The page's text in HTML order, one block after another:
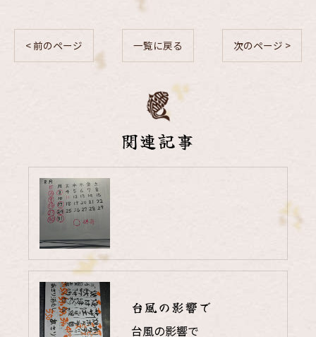
< 前のページ 一覧に戻る 次のページ >
関連記事
台風の影響で
台風の影響で